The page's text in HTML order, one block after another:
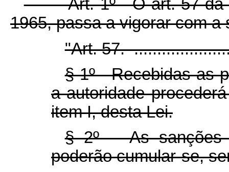
Art. 1º O art. 57 da Lei
1965, passa a vigorar com a
"Art. 57.
§ 1º Recebidas as
a autoridade
item I, desta Lei.
§ 2º As sanções
poderão cumular-se,